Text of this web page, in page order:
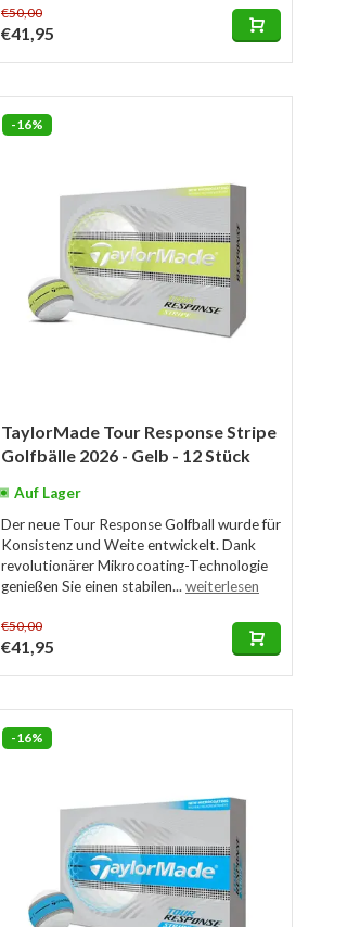
€50,00
€41,95
-16%
TaylorMade Tour Response Stripe
Golfbälle 2026 - Gelb - 12 Stück
Auf Lager
Der neue Tour Response Golfball wurde für
Konsistenz und Weite entwickelt. Dank
revolutionärer Mikrocoating-Technologie
genießen Sie einen stabilen... weiterlesen
€50,00
€41,95
-16%